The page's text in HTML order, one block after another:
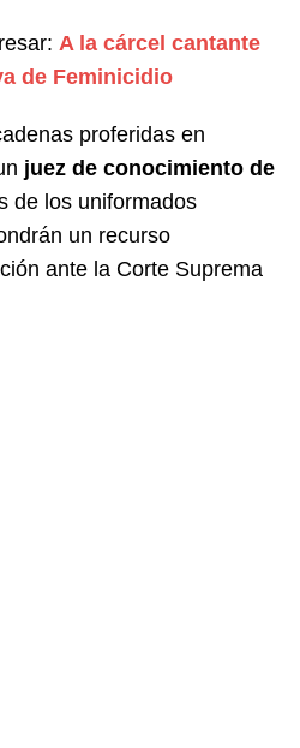
A la cárcel cantante
de Feminicidio
proferidas en
juez de conocimiento de
de los uniformados
un recurso
ante la Corte Suprema